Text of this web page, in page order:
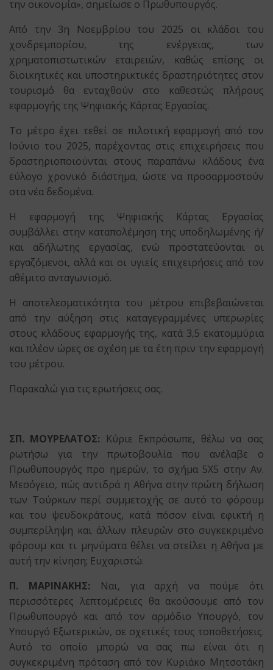
την οικονομία», σημείωσε ο Πρωθυπουργός.
Από την 3η Νοεμβρίου του 2025 οι κλάδοι του
χονδρεμπορίου, της ενέργειας, των
χρηματοπιστωτικών εταιρειών, καθώς επίσης οι
διοικητικές και υποστηρικτικές δραστηριότητες στον
τουρισμό θα ενταχθούν στο καθεστώς πλήρους
εφαρμογής της Ψηφιακής Κάρτας Εργασίας.
Το μέτρο έχει τεθεί σε πιλοτική εφαρμογή από τον
Ιούνιο του 2025, παρέχοντας στις επιχειρήσεις που
δραστηριοποιούνται στους παραπάνω κλάδους ένα
εύλογο χρονικό διάστημα, ώστε να προσαρμοστούν
στα νέα δεδομένα.
Η εφαρμογή της Ψηφιακής Κάρτας Εργασίας
συμβάλλει στην καταπολέμηση της υποδηλωμένης ή/
και αδήλωτης εργασίας, ενώ προστατεύονται οι
εργαζόμενοι, αλλά και οι υγιείς επιχειρήσεις από τον
αθέμιτο ανταγωνισμό.
Η αποτελεσματικότητα του μέτρου επιβεβαιώνεται
από την αύξηση στις καταγεγραμμένες υπερωρίες
στους κλάδους εφαρμογής της, κατά 3,5 εκατομμύρια
και πλέον ώρες σε σχέση με τα έτη πριν την εφαρμογή
του μέτρου.
Παρακαλώ για τις ερωτήσεις σας.
ΣΠ. ΜΟΥΡΕΛΑΤΟΣ: Κύριε Εκπρόσωπε, θέλω να σας
ρωτήσω για την πρωτοβουλία που ανέλαβε ο
Πρωθυπουργός προ ημερών, το σχήμα 5X5 στην Αν.
Μεσόγειο, πώς αντιδρά η Αθήνα στην πρώτη δήλωση
των Τούρκων περί συμμετοχής σε αυτό το φόρουμ
και του ψευδοκράτους, κατά πόσον είναι εφικτή η
συμπερίληψη και άλλων πλευρών στο συγκεκριμένο
φόρουμ και τι μηνύματα θέλει να στείλει η Αθήνα με
αυτή την κίνηση; Ευχαριστώ.
Π. ΜΑΡΙΝΑΚΗΣ: Ναι, για αρχή να πούμε ότι
περισσότερες λεπτομέρειες θα ακούσουμε από τον
Πρωθυπουργό και από τον αρμόδιο Υπουργό, τον
Υπουργό Εξωτερικών, σε σχετικές τους τοποθετήσεις.
Αυτό το οποίο μπορώ να σας πω είναι ότι η
συγκεκριμένη πρόταση από τον Κυριάκο Μητσοτάκη